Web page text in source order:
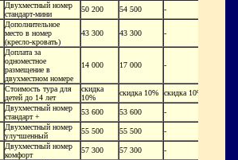
Двухместный номер
стандарт-мини
50 200 54 500
-
Дополнительное
место в номер
(кресло-кровать)
43 300 43 300 -
Доплата за
одноместное
размещение в
двухместном номере
14 000 17 000 -
Стоимость тура для
детей до 14 лет
скидка
10%
скидка 10%
скидка 10%
Двухместный номер
стандарт +
53 600 53 600
-
Двухместный номер
улучшенный
55 500 55 500
-
Двухместный номер
комфорт
57 300 57 300
-